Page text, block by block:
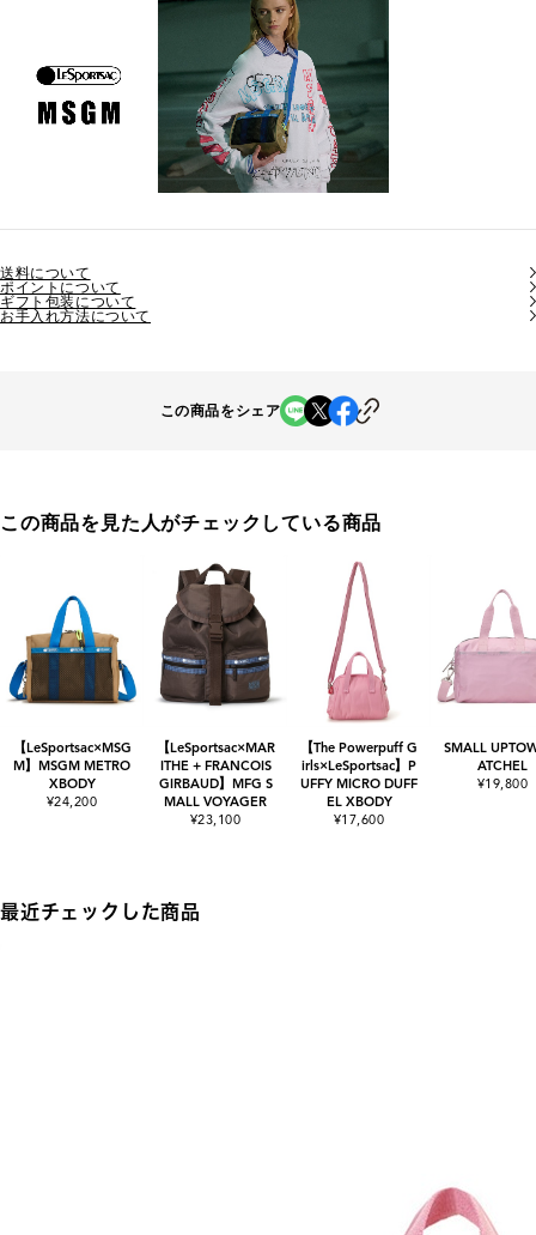
送料について
ポイントについて
ギフト包装について
お手入れ方法について
この商品をシェア
この商品を見た人がチェックしている商品
【LeSportsac×MSG
M】MSGM METRO
XBODY
¥24,200
【LeSportsac×MAR
ITHE + FRANCOIS
GIRBAUD】MFG S
MALL VOYAGER
¥23,100
【The Powerpuff G
irls×LeSportsac】P
UFFY MICRO DUFF
EL XBODY
¥17,600
SMALL
ATCHEL
¥19,800
最近チェックした商品